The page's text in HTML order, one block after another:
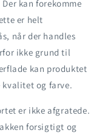
kan forekomme
er helt
når der handles
ikke grund til
kan produktet
kvalitet og farve.
er ikke afgratede.
forsigtigt og